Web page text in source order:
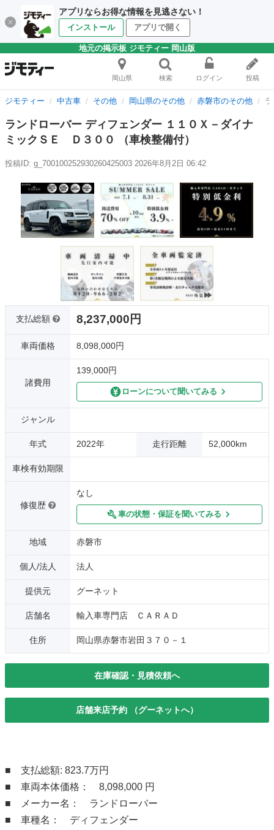
アプリならお得な情報を見逃さない！
インストール アプリで開く
地元の掲示板 ジモティー 岡山版
岡山県 検索 ログイン 投稿
ジモティー 中古車 その他 岡山県のその他 赤磐市のその他
ランドローバー ディフェンダー １１０Ｘ－ダイナ
ミックＳＥ Ｄ３００ （車検整備付）
投稿ID: g_700100252930260425003 2026年8月2日 06:42
支払総額 8,237,000円
車両価格 8,098,000円
諸費用
139,000円
ローンについて聞いてみる
ジャンル
年式 2022年 走行距離 52,000km
車検有効期限
修復歴
なし
車の状態・保証を聞いてみる
地域 赤磐市
個人/法人 法人
提供元 グーネット
店舗名 輸入車専門店 ＣＡＲＡＤ
住所 岡山県赤磐市岩田３７０－１
在庫確認・見積依頼へ
店舗来店予約 （グーネットへ）
■ 支払総額: 823.7万円
■ 車両本体価格： 8,098,000 円
■ メーカー名： ランドローバー
■ 車種名： ディフェンダー